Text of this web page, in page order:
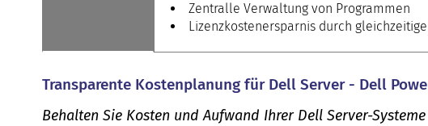
Zentralle Verwaltung von Programmen
Lizenzkostenersparnis durch
Transparente Kostenplanung für Dell Server - Dell
Behalten Sie Kosten und Aufwand Ihrer Dell Server-